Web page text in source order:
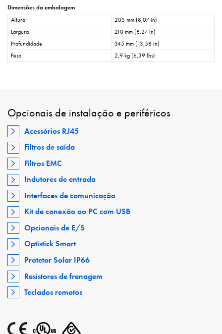
Dimensões da embalagem
Altura
205 mm (8,07 in)
Largura
210 mm (8,27 in)
Profundidade
345 mm (13,58 in)
Peso
2,9 kg (6,39 lbs)
Opcionais de instalação e periféricos
Acessórios RJ45
Filtros de saída
Filtros EMC
Indutores de entrada
Interfaces de comunicação
Kit de conexão ao PC com USB
Opcionais de E/S
Optistick Smart
Protetor Solar IP66
Resistores de frenagem
Teclados remotos